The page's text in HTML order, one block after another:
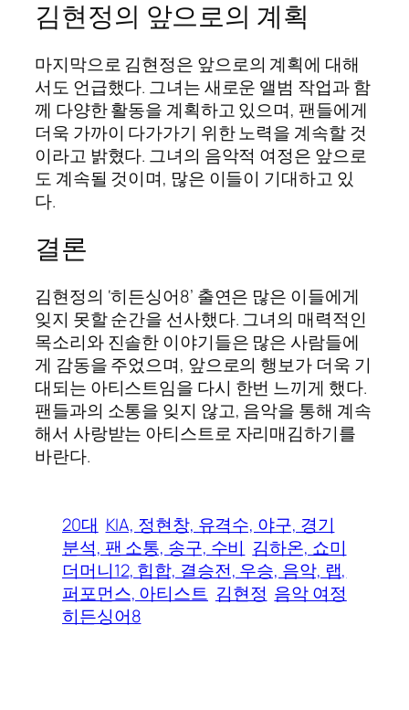
김현정의 앞으로의 계획
마지막으로 김현정은 앞으로의 계획에 대해
서도 언급했다. 그녀는 새로운 앨범 작업과 함
께 다양한 활동을 계획하고 있으며, 팬들에게
더욱 가까이 다가가기 위한 노력을 계속할 것
이라고 밝혔다. 그녀의 음악적 여정은 앞으로
도 계속될 것이며, 많은 이들이 기대하고 있
다.
결론
김현정의 ‘히든싱어8’ 출연은 많은 이들에게
잊지 못할 순간을 선사했다. 그녀의 매력적인
목소리와 진솔한 이야기들은 많은 사람들에
게 감동을 주었으며, 앞으로의 행보가 더욱 기
대되는 아티스트임을 다시 한번 느끼게 했다.
팬들과의 소통을 잊지 않고, 음악을 통해 계속
해서 사랑받는 아티스트로 자리매김하기를
바란다.
20대 KIA, 정현창, 유격수, 야구, 경기
분석, 팬 소통, 송구, 수비 김하온, 쇼미
더머니12, 힙합, 결승전, 우승, 음악, 랩,
퍼포먼스, 아티스트 김현정 음악 여정
히든싱어8